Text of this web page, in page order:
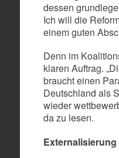
dessen
Ich will die
einem guten
Denn im
klaren Auftrag.
braucht einen
Deutschland als
wieder
da zu lesen.
Externalisierung